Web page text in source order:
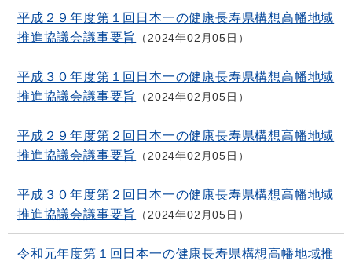
平成２９年度第１回日本一の健康長寿県構想高幡地域
推進協議会議事要旨
2024年02月05日
平成３０年度第１回日本一の健康長寿県構想高幡地域
推進協議会議事要旨
2024年02月05日
平成２９年度第２回日本一の健康長寿県構想高幡地域
推進協議会議事要旨
2024年02月05日
平成３０年度第２回日本一の健康長寿県構想高幡地域
推進協議会議事要旨
2024年02月05日
令和元年度第１回日本一の健康長寿県構想高幡地域推